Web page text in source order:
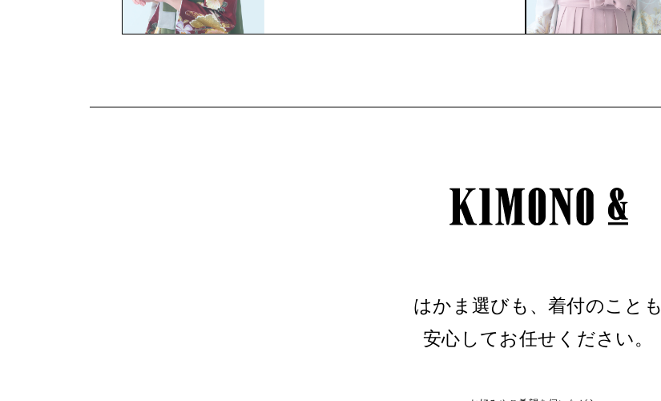
はかま選びも、着付のことも
安心してお任せください。